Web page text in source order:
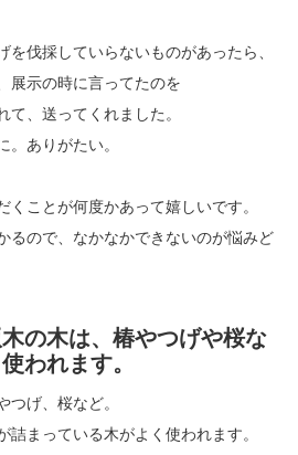
を伐採していらないものがあったら、
展示の時に言ってたのを
、送ってくれました。
。ありがたい。
くことが何度かあって嬉しいです。
るので、なかなかできないのが悩みど
の木は、椿やつげや桜な
われます。
つげ、桜など。
詰まっている木がよく使われます。